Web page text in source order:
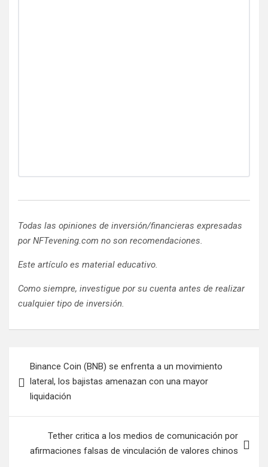
Todas las opiniones de inversión/financieras expresadas
por NFTevening.com no son recomendaciones.
Este artículo es material educativo.
Como siempre, investigue por su cuenta antes de realizar
cualquier tipo de inversión.
de
entradas
Binance Coin (BNB) se enfrenta a un movimiento
lateral, los bajistas amenazan con una mayor
liquidación
Tether critica a los medios de comunicación por
afirmaciones falsas de vinculación de valores chinos